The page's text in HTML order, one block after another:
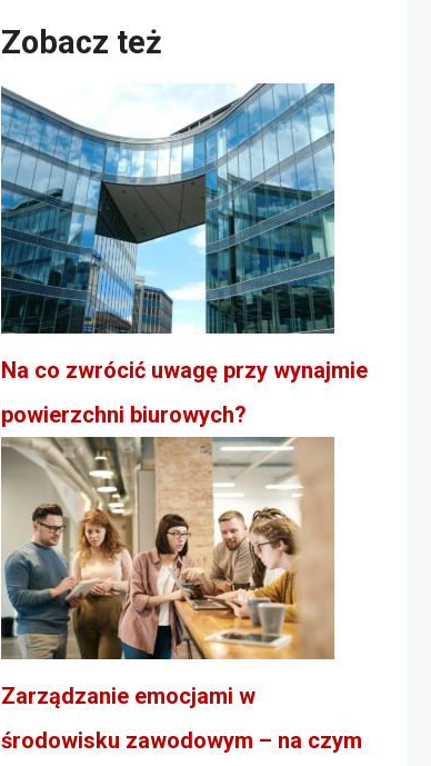
Zobacz też
Na co zwrócić uwagę przy wynajmie
powierzchni biurowych?
Zarządzanie emocjami w
środowisku zawodowym – na czym